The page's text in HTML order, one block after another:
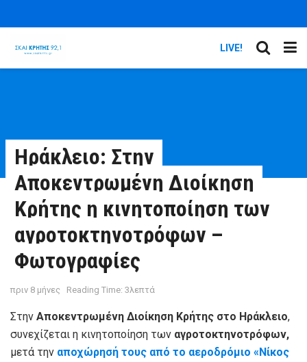
LIVE!
Ηράκλειο: Στην
Αποκεντρωμένη Διοίκηση
Κρήτης η κινητοποίηση των
αγροτοκτηνοτρόφων –
Φωτογραφίες
πριν 8 μήνες Reading Time: 3λεπτά
Στην Αποκεντρωμένη Διοίκηση Κρήτης στο Ηράκλειο,
συνεχίζεται η κινητοποίηση των αγροτοκτηνοτρόφων,
μετά την αποχώρησή τους από το αεροδρόμιο «Νίκος